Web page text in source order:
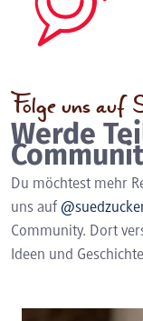
Folge uns auf
Werde
Du möchtest mehr
uns auf
Community. Dort
Ideen und